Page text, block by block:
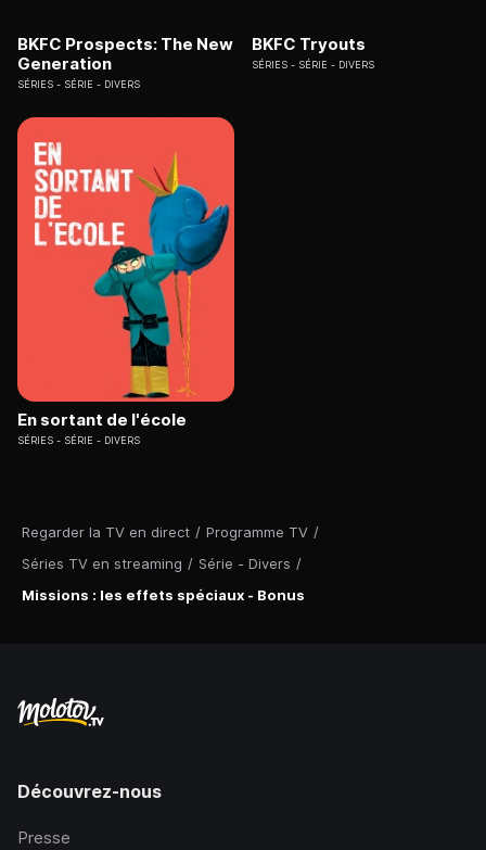
Regarder la TV en direct / Programme TV /
Séries TV en streaming / Série - Divers /
Missions : les effets spéciaux - Bonus
BKFC Prospects: The New
Generation
SÉRIES SÉRIE - DIVERS
BKFC Tryouts
SÉRIES SÉRIE - DIVERS
En sortant de l'école
SÉRIES SÉRIE - DIVERS
Découvrez-nous
Presse